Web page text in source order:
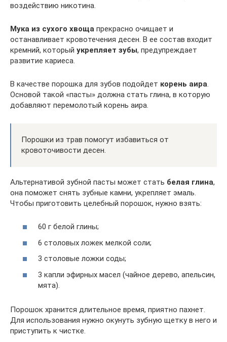
воздействию никотина.
Мука из сухого хвоща прекрасно очищает и
останавливает кровотечения десен. В ее состав входит
кремний, который укрепляет зубы, предупреждает
развитие кариеса.
В качестве порошка для зубов подойдет корень аира
Основой такой «пасты» должна стать глина, в которую
добавляют перемолотый корень аира.
Порошки из трав помогут избавиться от
кровоточивости десен.
Альтернативой зубной пасты может стать белая глина,
она поможет снять зубные камни, укрепляет эмаль.
Чтобы приготовить целебный порошок, нужно взять:
60 г белой глины;
6 столовых ложек мелкой соли;
3 столовые ложки соды;
3 капли эфирных масел (чайное дерево, апельсин,
мята).
Порошок хранится длительное время, приятно пахнет.
Для использования нужно окунуть зубную щетку в него и
приступить к чистке.